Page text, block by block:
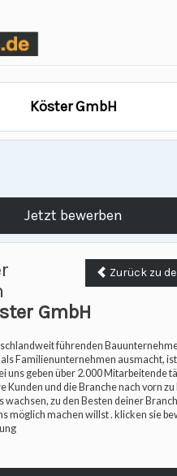
Köster GmbH
Jetzt bewerben
Zurück zu
GmbH
führenden
Familienunternehmen ausmacht,
uns geben über 2.000 Mitarbeitende
Kunden und die Branche nach vorn
wachsen, zu den Besten deiner
möglich machen willst . klicken sie